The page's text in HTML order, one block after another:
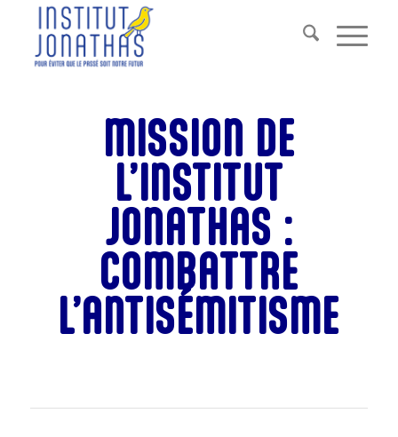
MISSION DE
L’INSTITUT
JONATHAS :
COMBATTRE
L’ANTISÉMITISME